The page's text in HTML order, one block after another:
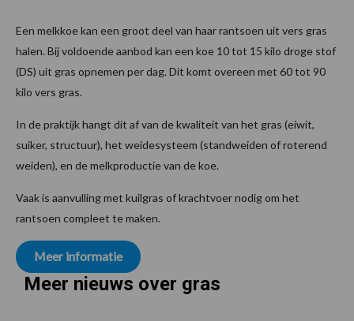
Een melkkoe kan een groot deel van haar rantsoen uit vers gras
halen. Bij voldoende aanbod kan een koe 10 tot 15 kilo droge stof
(DS) uit gras opnemen per dag. Dit komt overeen met 60 tot 90
kilo vers gras.
In de praktijk hangt dit af van de kwaliteit van het gras (eiwit,
suiker, structuur), het weidesysteem (standweiden of roterend
weiden), en de melkproductie van de koe.
Vaak is aanvulling met kuilgras of krachtvoer nodig om het
rantsoen compleet te maken.
Meer informatie
Meer nieuws over gras